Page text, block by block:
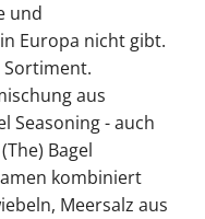
und
Europa nicht gibt.
Sortiment.
aus
Seasoning - auch
Bagel
kombiniert
Meersalz aus